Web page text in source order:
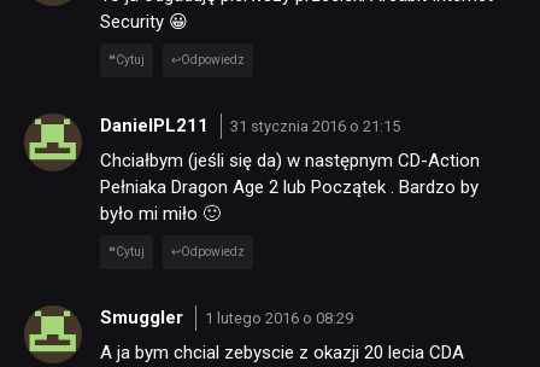
TECHNOLOGIE
DYSKUSJE
SKLEP
Security 😀
Cytuj Odpowiedz
DanielPL211 31 stycznia 2016 o 21:15
Chciałbym (jeśli się da) w następnym CD-Action
Pełniaka Dragon Age 2 lub Początek . Bardzo by
było mi miło 🙂
Cytuj Odpowiedz
Smuggler 1 lutego 2016 o 08:29
A ja bym chcial zebyscie z okazji 20 lecia CDA